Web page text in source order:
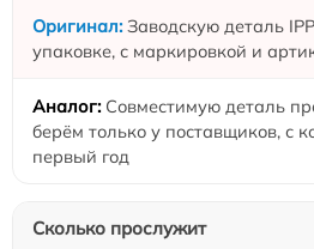
Заводскую деталь
упаковке, с маркировкой и
Совместимую деталь
берём только у поставщиков, с
первый год
Сколько прослужит